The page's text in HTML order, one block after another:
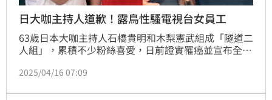
日大咖主持人道歉！露鳥性騷電視台女員工
63歲日本大咖主持人石橋貴明和木梨憲武組成「隧道二
人組」，累積不少粉絲喜愛，日前證實罹癌並宣布全面
對女員工露鳥的大咖藝人。石橋貴明今（16日）透過所
2025/04/16 07:09